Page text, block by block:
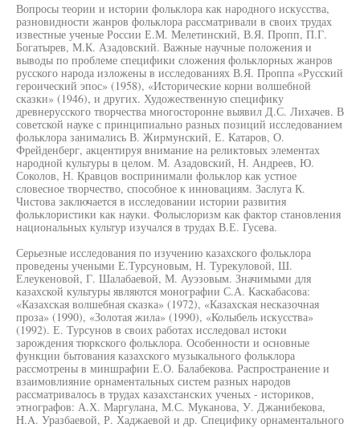
Вопросы теории и истории фольклора как народного искусства,
разновидности жанров фольклора рассматривали в своих трудах
известные ученые России Е.М. Мелетинский, В.Я. Пропп, П.Г.
Богатырев, М.К. Азадовский. Важные научные положения и
выводы по проблеме специфики сложения фольклорных жанров
русского народа изложены в исследованиях В.Я. Проппа «Русский
героический эпос» (1958), «Исторические корни волшебной
сказки» (1946), и других. Художественную специфику
древнерусского творчества многосторонне выявил Д.С. Лихачев. В
советской науке с принципиально разных позиций исследованием
фольклора занимались В. Жирмунский, Е. Катаров, О.
Фрейденберг, акцентируя внимание на реликтовых элементах
народной культуры в целом. М. Азадовский, Н. Андреев, Ю.
Соколов, Н. Кравцов воспринимали фольклор как устное
словесное творчество, способное к инновациям. Заслуга К.
Чистова заключается в исследовании истории развития
фольклористики как науки. Фолыслоризм как фактор становления
национальных культур изучался в трудах В.Е. Гусева.
Серьезные исследования по изучению казахского фольклора
проведены учеными Е.Турсуновым, Н. Турекуловой, Ш.
Елеукеновой, Г. Шалабаевой, М. Ауэзовым. Значимыми для
казахской культуры являются монографии С.А. Каскабасова:
«Казахская волшебная сказка» (1972), «Казахская несказочная
проза» (1990), «Золотая жила» (1990), «Колыбель искусства»
(1992). Е. Турсунов в своих работах исследовал истоки
зарождения тюркского фольклора. Особенности и основные
функции бытования казахского музыкального фольклора
рассмотрены в миншрафии Е.О. Балабекова. Распространение и
взаимовлияние орнаментальных систем разных народов
рассматривалось в трудах казахстанских ученых - историков,
этнографов: А.Х. Маргулана, М.С. Муканова, У. Джанибекова,
H.A. Уразбаевой, Р. Хаджаевой и др. Специфику орнаментального